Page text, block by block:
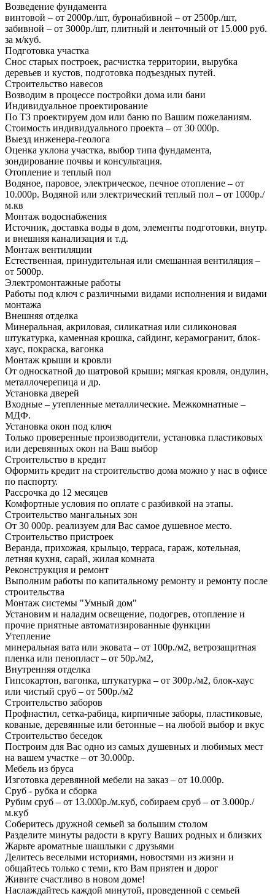
Возведение фундамента
винтовой – от 2000р./шт, буронабивной – от 2500р./шт,
забивной – от 3000р./шт, плитный и ленточный от 15.000 руб.
за м/куб.
Подготовка участка
Снос старых построек, расчистка территории, вырубка
деревьев и кустов, подготовка подъездных путей.
Строительство навесов
Возводим в процессе постройки дома или бани
Индивидуальное проектирование
По ТЗ проектируем дом или баню по Вашим пожеланиям.
Стоимость индивидуального проекта – от 30 000р.
Выезд инженера-геолога
Оценка уклона участка, выбор типа фундамента,
зондирование почвы и консультация.
Отопление и теплый пол
Водяное, паровое, электрическое, печное отопление – от
10.000р. Водяной или электрический теплый пол – от 1000р./
м.кв
Монтаж водоснабжения
Источник, доставка воды в дом, элементы подготовки, внутр.
и внешняя канализация и т.д.
Монтаж вентиляции
Естественная, принудительная или смешанная вентиляция –
от 5000р.
Электромонтажные работы
Работы под ключ с различными видами исполнения и видами
монтажа
Внешняя отделка
Минеральная, акриловая, силикатная или силиконовая
штукатурка, каменная крошка, сайдинг, керамогранит, блок-
хаус, покраска, вагонка
Монтаж крыши и кровли
От односкатной до шатровой крыши; мягкая кровля, ондулин,
металлочерепица и др.
Установка дверей
Входные – утепленные металлические. Межкомнатные –
МДФ.
Установка окон под ключ
Только проверенные производители, установка пластиковых
или деревянных окон на Ваш выбор
Строительство в кредит
Оформить кредит на строительство дома можно у нас в офисе
по паспорту.
Рассрочка до 12 месяцев
Комфортные условия по оплате с разбивкой на этапы.
Строительство мангальных зон
От 30 000р. реализуем для Вас самое душевное место.
Строительство пристроек
Веранда, прихожая, крыльцо, терраса, гараж, котельная,
летняя кухня, сарай, жилая комната
Реконструкция и ремонт
Выполним работы по капитальному ремонту и ремонту после
строительства
Монтаж системы "Умный дом"
Установим и наладим освещение, подогрев, отопление и
прочие приятные автоматизированные функции
Утепление
минеральная вата или эковата – от 100р./м2, ветрозащитная
пленка или пенопласт – от 50р./м2,
Внутренняя отделка
Гипсокартон, вагонка, штукатурка – от 300р./м2, блок-хаус
или чистый сруб – от 500р./м2
Строительство заборов
Профнастил, сетка-рабица, кирпичные заборы, пластиковые,
кованые, деревянные или бетонные – на любой выбор и вкус
Строительство беседок
Построим для Вас одно из самых душевных и любимых мест
на вашем участке – от 30.000р.
Мебель из бруса
Изготовка деревянной мебели на заказ – от 10.000р.
Сруб - рубка и сборка
Рубим сруб – от 13.000р./м.куб, собираем сруб – от 3.000р./
м.куб
Соберитесь дружной семьей за большим столом
Разделите минуты радости в кругу Ваших родных и близких
Жарьте ароматные шашлыки с друзьями
Делитесь веселыми историями, новостями из жизни и
общайтесь только с теми, кто Вам приятен и дорог
Живите счастливо в новом доме!
Наслаждайтесь каждой минутой, проведенной с семьей